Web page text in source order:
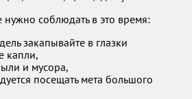
соблюдать в это время:
закапывайте в глазки
капли,
и мусора,
посещать мета большого